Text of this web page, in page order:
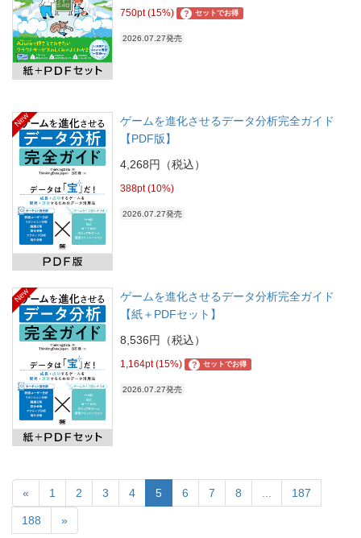
750pt (15%) ? セットでお得
2026.07.27発売
New
ゲームを進化させるデータ分析完全ガイド
【PDF版】
4,268円（税込）
388pt (10%)
2026.07.27発売
New
ゲームを進化させるデータ分析完全ガイド
【紙＋PDFセット】
8,536円（税込）
1,164pt (15%) ? セットでお得
2026.07.27発売
« 1 2 3 4 5 6 7 8 187
188 »